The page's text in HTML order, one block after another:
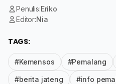
Penulis:Eriko
Editor:Nia
TAGS:
#Kemensos #Pemalang
#berita jateng #info